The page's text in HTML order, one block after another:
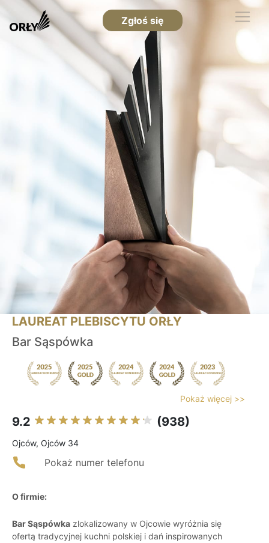
Zgłoś się
LAUREAT PLEBISCYTU ORŁY
Bar Sąspówka
Pokaż więcej >>
9.2 (938)
Ojców, Ojców 34
Pokaż numer telefonu
O firmie:
Bar Sąspówka zlokalizowany w Ojcowie wyróżnia się
ofertą tradycyjnej kuchni polskiej i dań inspirowanych